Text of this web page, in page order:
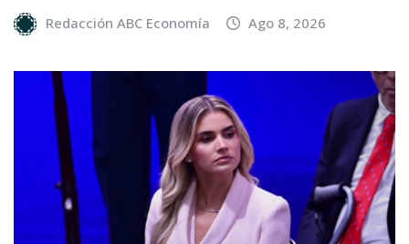
Redacción ABC Economía Ago 8, 2026